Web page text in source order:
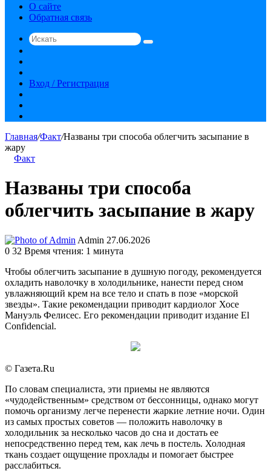
О сайте
Обратная связь
Искать
статья
Вход / Регистрация
Главная/Факт/Названы три способа облегчить засыпание в
жару
Факт
Названы три способа
облегчить засыпание в жару
Admin Send
an
27.06.2026
0 32 Время чтения: 1 минута
Чтобы облегчить засыпание в душную погоду, рекомендуется
охладить наволочку в холодильнике, нанести перед сном
увлажняющий крем на все тело и спать в позе «морской
звезды». Такие рекомендации приводит кардиолог Хосе
Мануэль Фелисес. Его рекомендации приводит издание El
Confidencial.
© Газета.Ru
По словам специалиста, эти приемы не являются
«чудодейственным» средством от бессонницы, однако могут
помочь организму легче перенести жаркие летние ночи. Один
из самых простых советов — положить наволочку в
холодильник за несколько часов до сна и достать ее
непосредственно перед тем, как лечь в постель. Холодная
ткань создает ощущение прохлады и помогает быстрее
расслабиться.